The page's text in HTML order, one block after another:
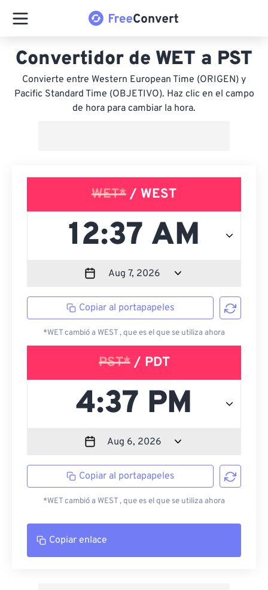
Convertidor de WET a PST
Convierte entre Western European Time (ORIGEN) y
Pacific Standard Time (OBJETIVO). Haz clic en el campo
de hora para cambiar la hora.
WET* / WEST
Copiar al portapapeles
*WET cambió a WEST , que es el que se utiliza ahora
PST*/ PDT
Copiar al portapapeles
*WET cambió a WEST , que es el que se utiliza ahora
Copiar enlace